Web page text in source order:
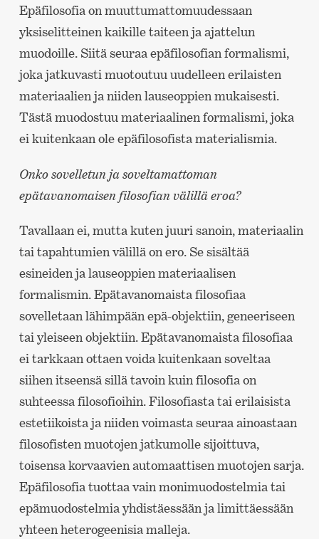
Epäfilosofia on muuttumattomuudessaan
yksiselitteinen kaikille taiteen ja ajattelun
muodoille. Siitä seuraa epäfilosofian formalismi,
joka jatkuvasti muotoutuu uudelleen erilaisten
materiaalien ja niiden lauseoppien mukaisesti.
Tästä muodostuu materiaalinen formalismi, joka
ei kuitenkaan ole epäfilosofista materialismia.
Onko sovelletun ja soveltamattoman
epätavanomaisen filosofian välillä eroa?
Tavallaan ei, mutta kuten juuri sanoin, materiaalin
tai tapahtumien välillä on ero. Se sisältää
esineiden ja lauseoppien materiaalisen
formalismin. Epätavanomaista filosofiaa
sovelletaan lähimpään epä-objektiin, geneeriseen
tai yleiseen objektiin. Epätavanomaista filosofiaa
ei tarkkaan ottaen voida kuitenkaan soveltaa
siihen itseensä sillä tavoin kuin filosofia on
suhteessa filosofioihin. Filosofiasta tai erilaisista
estetiikoista ja niiden voimasta seuraa ainoastaan
filosofisten muotojen jatkumolle sijoittuva,
toisensa korvaavien automaattisen muotojen sarja.
Epäfilosofia tuottaa vain monimuodostelmia tai
epämuodostelmia yhdistäessään ja limittäessään
yhteen heterogeenisia malleja.